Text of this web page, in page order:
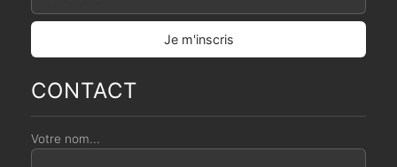
CONTACT
Votre nom...